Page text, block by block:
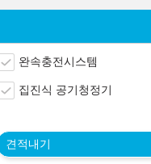
완속충전시스템
집진식 공기청정기
견적내기